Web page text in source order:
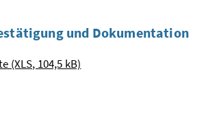
und Dokumentation
104,5 kB)